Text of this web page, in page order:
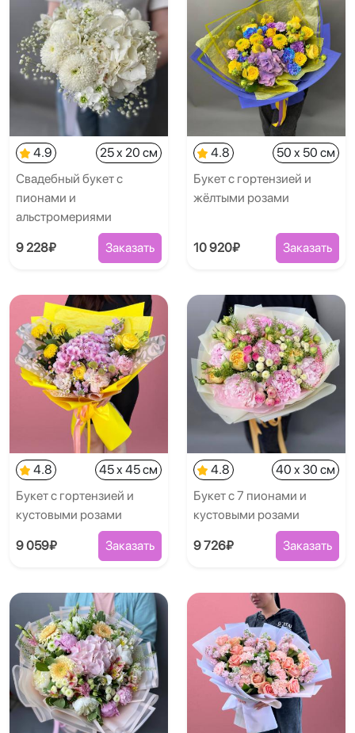
4.9
25 x 20 см
Свадебный букет с
пионами и
альстромериями
9 228₽ Заказать
4.8
50 x 50 см
Букет с гортензией и
жёлтыми розами
10 920₽ Заказать
4.8
45 x 45 см
Букет с гортензией и
кустовыми розами
9 059₽ Заказать
4.8
40 x 30 см
Букет с 7 пионами и
кустовыми розами
9 726₽ Заказать